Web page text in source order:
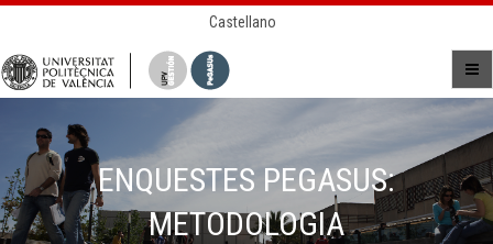
Castellano
ENQUESTES PEGASUS:
METODOLOGIA